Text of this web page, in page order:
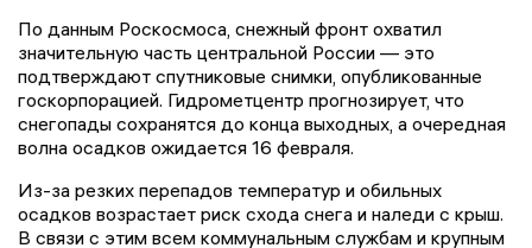
По данным Роскосмоса, снежный фронт охватил
значительную часть центральной России — это
подтверждают спутниковые снимки, опубликованные
госкорпорацией. Гидрометцентр прогнозирует, что
снегопады сохранятся до конца выходных, а очередная
волна осадков ожидается 16 февраля.
Из-за резких перепадов температур и обильных
осадков возрастает риск схода снега и наледи с крыш.
В связи с этим всем коммунальным службам и крупным